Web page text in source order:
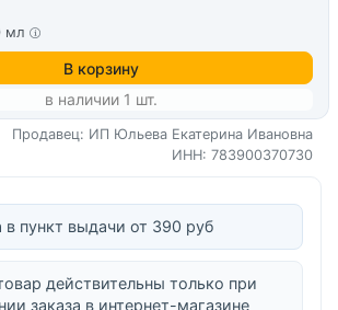
мл
В корзину
в наличии 1 шт.
Продавец: ИП Юльева Екатерина Ивановна
ИНН: 783900370730
в пункт выдачи от 390 руб
действительны только при
заказа в интернет-магазине